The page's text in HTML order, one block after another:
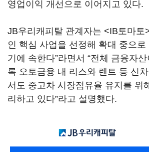
영업이익 개선으로 이어지고 있다.
JB우리캐피탈 관계자는 <IB토마토
인 핵심 사업을 선정해 확대 중으로
기에 속한다”라면서 “전체 금융자
록 오토금융 내 리스와 렌트 등 신
서도 중고차 시장점유율 유지를 위
리하고 있다”라고 설명했다.